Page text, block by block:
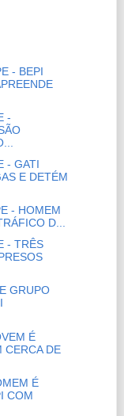
- BEPI
-
- GATI
E DETÉM
- HOMEM
D...
- TRÊS
GRUPO
É
CERCA DE
É
COM